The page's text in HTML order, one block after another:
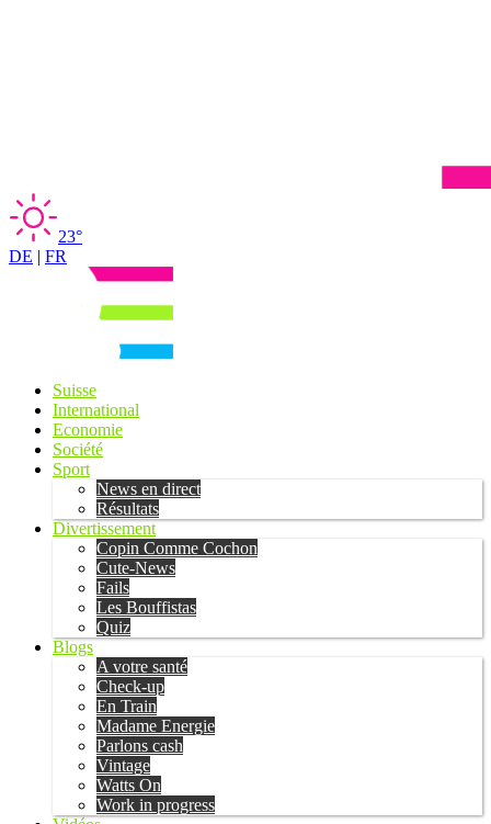
23°
DE | FR
Suisse
International
Economie
Société
Sport
News en direct
Résultats
Divertissement
Copin Comme Cochon
Cute-News
Fails
Les Bouffistas
Quiz
Blogs
A votre santé
Check-up
En Train
Madame Energie
Parlons cash
Vintage
Watts On
Work in progress